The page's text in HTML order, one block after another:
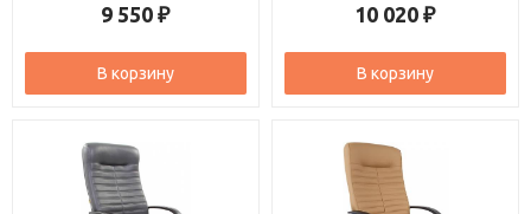
9 550 ₽
В корзину
10 020 ₽
В корзину